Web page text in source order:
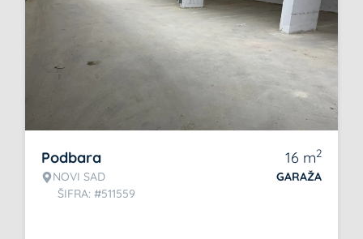
Podbara
NOVI SAD
ŠIFRA: #511559
16 m2
GARAŽA